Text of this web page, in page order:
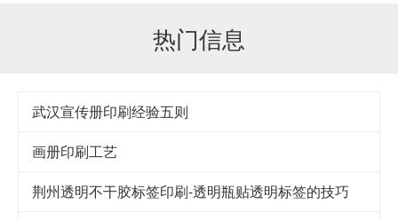
热门信息
武汉宣传册印刷经验五则
画册印刷工艺
荆州透明不干胶标签印刷-透明瓶贴透明标签的技巧